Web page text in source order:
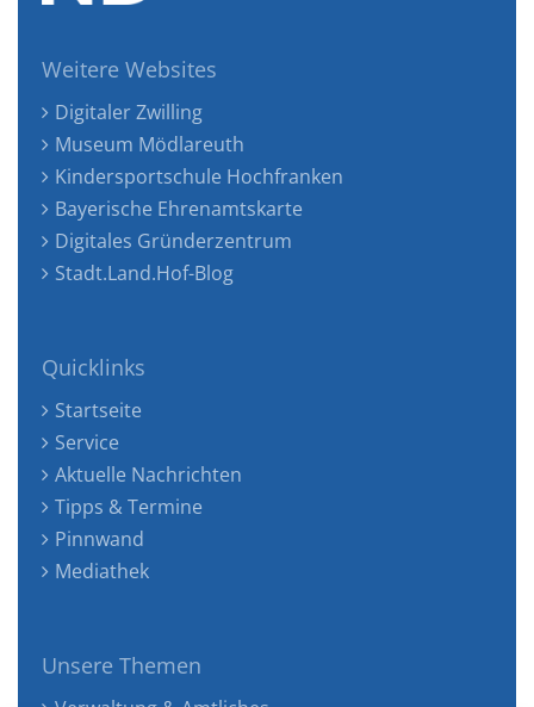
Weitere Websites
Digitaler Zwilling
Museum Mödlareuth
Kindersportschule Hochfranken
Bayerische Ehrenamtskarte
Digitales Gründerzentrum
Stadt.Land.Hof-Blog
Quicklinks
Startseite
Service
Aktuelle Nachrichten
Tipps & Termine
Pinnwand
Mediathek
Unsere Themen